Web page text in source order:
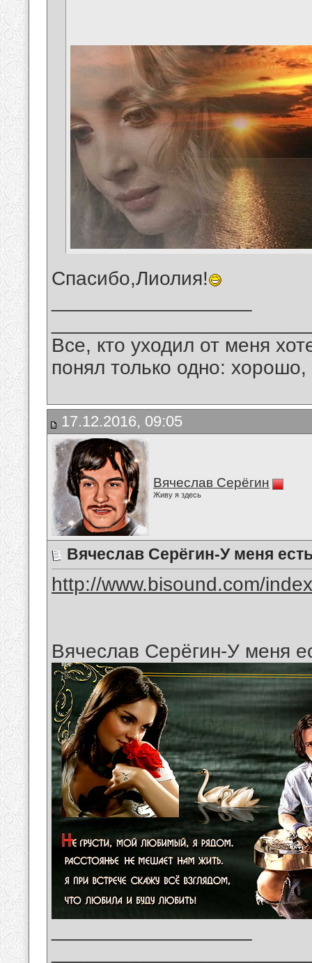
Спасибо,Лиолия!
Все, кто уходил от меня
понял только одно:
17.12.2016, 09:05
Вячеслав Серёгин
Живу я здесь
Вячеслав Серёгин-У меня
http://www.bisound.com/
Вячеслав Серёгин-У меня